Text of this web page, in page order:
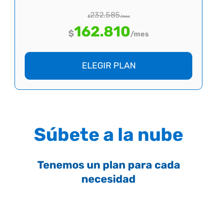
$232.585/mes
$162.810/mes
ELEGIR PLAN
Súbete a la nube
Tenemos un plan para cada
necesidad